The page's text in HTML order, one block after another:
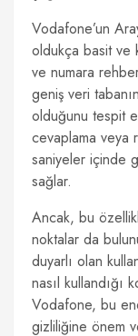
Vodafone’un
oldukça basit ve
ve numara
geniş veri
olduğunu tespit
cevaplama veya
saniyeler içinde
sağlar.
Ancak, bu
noktalar da
duyarlı olan
nasıl kullandığı
Vodafone, bu
gizliliğine önem